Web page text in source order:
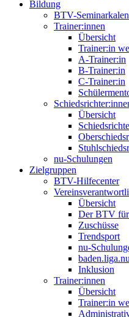
Bildung
BTV-
Trainer:innen
Übersicht
Trainer:in
A-Trainer:in
B-Trainer:in
C-Trainer:in
Übersicht
nu-Schulungen
Zielgruppen
BTV-Hilfecenter
Übersicht
Der BTV für
Zuschüsse
Trendsport
nu-
baden.liga.nu
Inklusion
Trainer:innen
Übersicht
Trainer:in